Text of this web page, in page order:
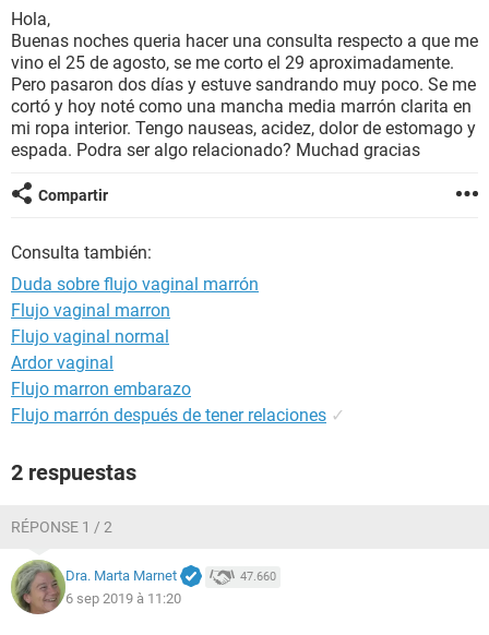
BIENESTAR
SEXUALIDAD
GLOSARIO
Hola,
Buenas noches queria hacer una consulta respecto a que me
vino el 25 de agosto, se me corto el 29 aproximadamente.
Pero pasaron dos días y estuve sandrando muy poco. Se me
cortó y hoy noté como una mancha media marrón clarita en
mi ropa interior. Tengo nauseas, acidez, dolor de estomago y
espada. Podra ser algo relacionado? Muchad gracias
Compartir
Consulta también:
Duda sobre flujo vaginal marrón
Flujo vaginal marron
Flujo vaginal normal
Ardor vaginal
Flujo marron embarazo
Flujo marrón después de tener relaciones ✓
2 respuestas
RÉPONSE 1 / 2
Dra. Marta Marnet 47.660
6 sep 2019 à 11:20